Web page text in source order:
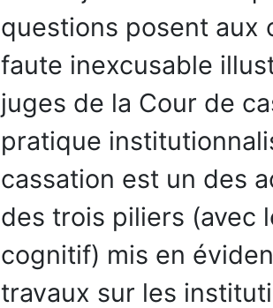
questions posent aux
faute inexcusable
juges de la Cour de
pratique
cassation est un des
des trois piliers (avec
cognitif) mis en
travaux sur les